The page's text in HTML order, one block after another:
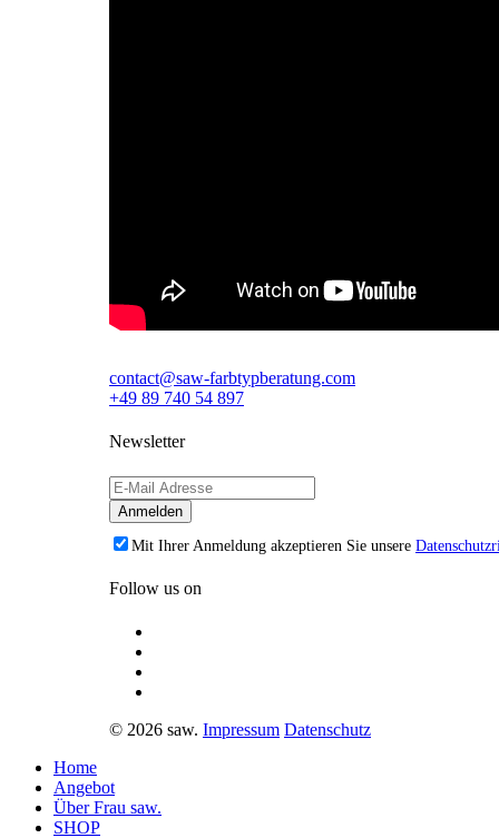
contact@saw-farbtypberatung.com
+49 89 740 54 897
Newsletter
Mit Ihrer Anmeldung akzeptieren Sie unsere
Follow us on
© 2026 saw. Impressum Datenschutz
Home
Angebot
Über Frau saw.
SHOP